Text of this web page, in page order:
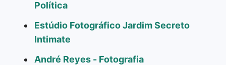
Política
Estúdio Fotográfico Jardim Secreto
Intimate
André Reyes - Fotografia